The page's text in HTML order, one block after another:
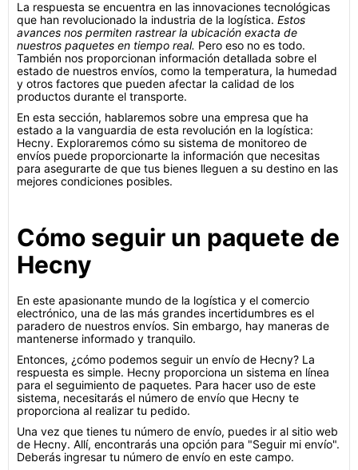
La respuesta se encuentra en las innovaciones tecnológicas
que han revolucionado la industria de la logística. Estos
avances nos permiten rastrear la ubicación exacta de
nuestros paquetes en tiempo real. Pero eso no es todo.
También nos proporcionan información detallada sobre el
estado de nuestros envíos, como la temperatura, la humedad
y otros factores que pueden afectar la calidad de los
productos durante el transporte.
En esta sección, hablaremos sobre una empresa que ha
estado a la vanguardia de esta revolución en la logística:
Hecny. Exploraremos cómo su sistema de monitoreo de
envíos puede proporcionarte la información que necesitas
para asegurarte de que tus bienes lleguen a su destino en las
mejores condiciones posibles.
Cómo seguir un paquete de
Hecny
En este apasionante mundo de la logística y el comercio
electrónico, una de las más grandes incertidumbres es el
paradero de nuestros envíos. Sin embargo, hay maneras de
mantenerse informado y tranquilo.
Entonces, ¿cómo podemos seguir un envío de Hecny? La
respuesta es simple. Hecny proporciona un sistema en línea
para el seguimiento de paquetes. Para hacer uso de este
sistema, necesitarás el número de envío que Hecny te
proporciona al realizar tu pedido.
Una vez que tienes tu número de envío, puedes ir al sitio web
de Hecny. Allí, encontrarás una opción para "Seguir mi envío".
Deberás ingresar tu número de envío en este campo.